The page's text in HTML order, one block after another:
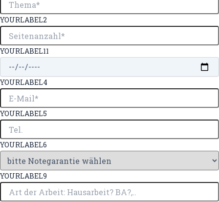
YOURLABEL2
YOURLABEL11
YOURLABEL4
YOURLABEL5
YOURLABEL6
YOURLABEL9